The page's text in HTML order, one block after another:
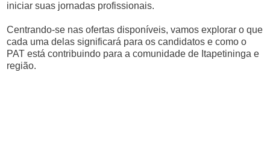
iniciar suas jornadas profissionais.
Centrando-se nas ofertas disponíveis, vamos explorar o que
cada uma delas significará para os candidatos e como o
PAT está contribuindo para a comunidade de Itapetininga e
região.